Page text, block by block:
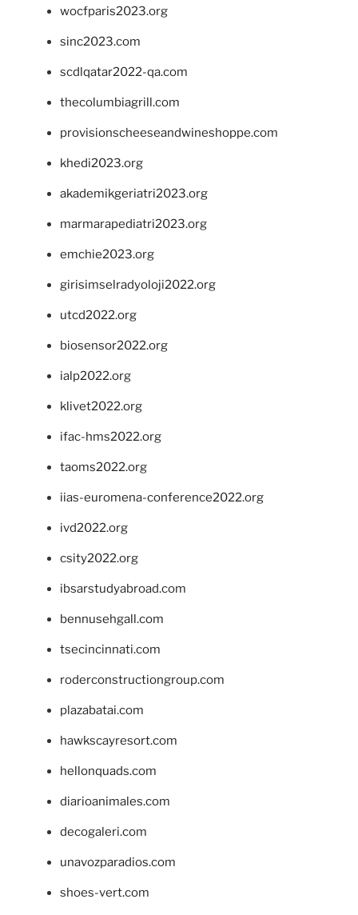
wocfparis2023.org
sinc2023.com
scdlqatar2022-qa.com
thecolumbiagrill.com
provisionscheeseandwineshoppe.com
khedi2023.org
akademikgeriatri2023.org
marmarapediatri2023.org
emchie2023.org
girisimselradyoloji2022.org
utcd2022.org
biosensor2022.org
ialp2022.org
klivet2022.org
ifac-hms2022.org
taoms2022.org
iias-euromena-conference2022.org
ivd2022.org
csity2022.org
ibsarstudyabroad.com
bennusehgall.com
tsecincinnati.com
roderconstructiongroup.com
plazabatai.com
hawkscayresort.com
hellonquads.com
diarioanimales.com
decogaleri.com
unavozparadios.com
shoes-vert.com